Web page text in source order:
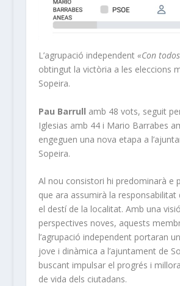
L’agrupació independent «Con
obtingut la victòria a les eleccions
Sopeira.
Pau Barrull amb 48 vots, seguit
Iglesias amb 44 i Mario Barrabes
engeguen una nova etapa a
Sopeira.
Al nou consistori hi predominarà e
que ara assumirà la responsabilitat
el destí de la localitat. Amb una
perspectives noves, aquests
l’agrupació independent portaran
jove i dinàmica a l’ajuntament de
buscant impulsar el progrés i
de vida dels ciutadans.